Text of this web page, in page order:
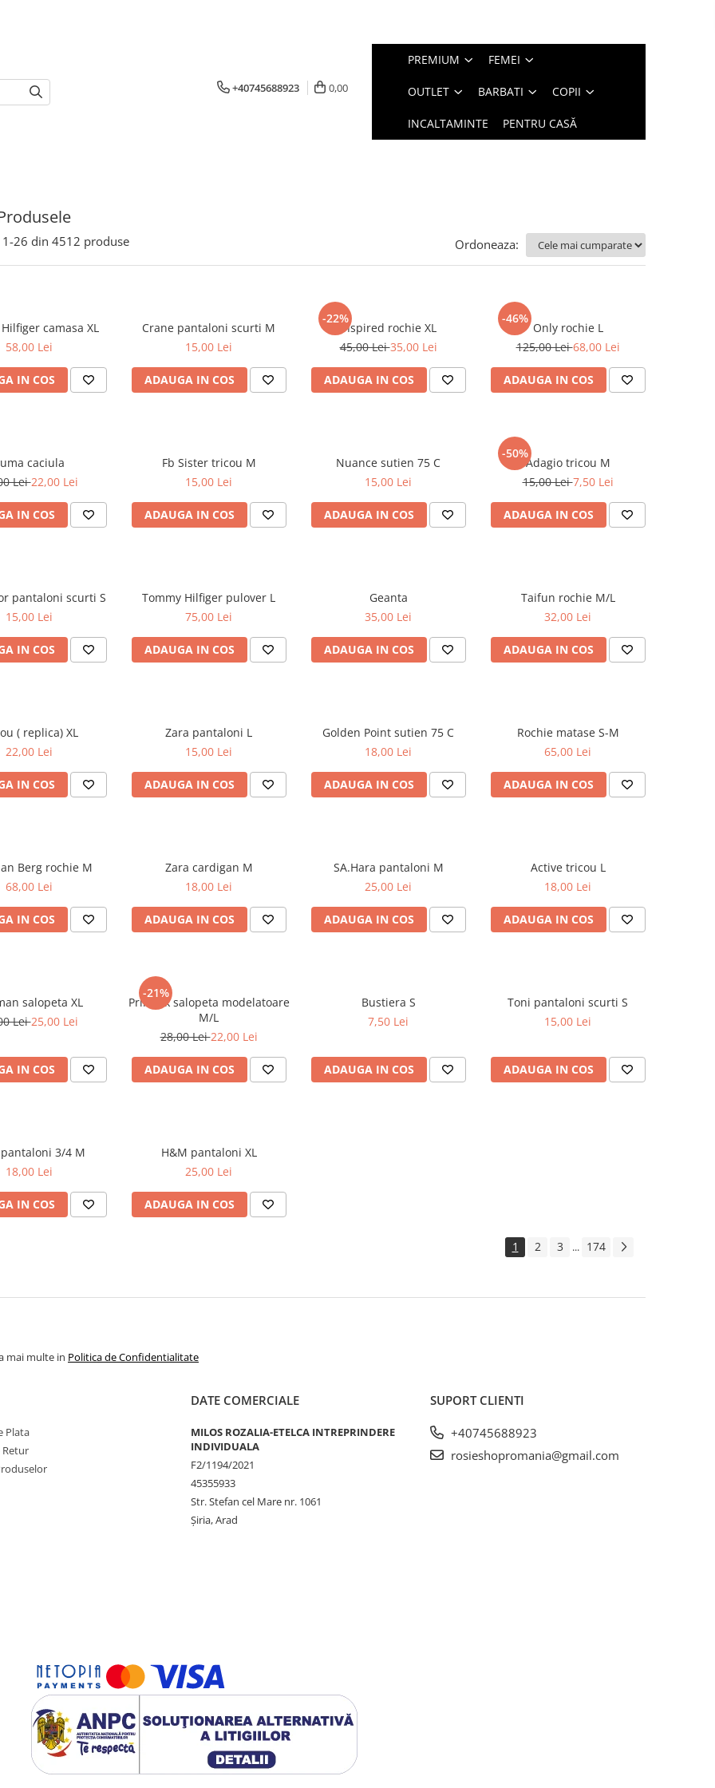
+40745688923 0,00
PREMIUM FEMEI
OUTLET BARBATI COPII
INCALTAMINTE PENTRU CASĂ
1-26 din 4512 produse Ordoneaza:
Tommy Hilfiger camasa XL
58,00 Lei
IN COS
Crane pantaloni scurti M
15,00 Lei
ADAUGA IN COS
-22%
Inspired rochie XL
45,00 Lei35,00 Lei
ADAUGA IN COS
-46%
Only rochie L
125,00 Lei68,00 Lei
ADAUGA IN COS
caciula
Lei22,00 Lei
IN COS
Fb Sister tricou M
15,00 Lei
ADAUGA IN COS
Nuance sutien 75 C
15,00 Lei
ADAUGA IN COS
-50%
Adagio tricou M
15,00 Lei7,50 Lei
ADAUGA IN COS
Tom Tailor pantaloni scurti S
15,00 Lei
IN COS
Tommy Hilfiger pulover L
75,00 Lei
ADAUGA IN COS
Geanta
35,00 Lei
ADAUGA IN COS
Taifun rochie M/L
32,00 Lei
ADAUGA IN COS
Tricou ( replica) XL
22,00 Lei
IN COS
Zara pantaloni L
15,00 Lei
ADAUGA IN COS
Golden Point sutien 75 C
18,00 Lei
ADAUGA IN COS
Rochie matase S-M
65,00 Lei
ADAUGA IN COS
Christian Berg rochie M
68,00 Lei
IN COS
Zara cardigan M
18,00 Lei
ADAUGA IN COS
SA.Hara pantaloni M
25,00 Lei
ADAUGA IN COS
Active tricou L
18,00 Lei
ADAUGA IN COS
Zeeman salopeta XL
Lei25,00 Lei
IN COS
-21%
Primark salopeta modelatoare
M/L
28,00 Lei22,00 Lei
ADAUGA IN COS
Bustiera S
7,50 Lei
ADAUGA IN COS
Toni pantaloni scurti S
15,00 Lei
ADAUGA IN COS
Only pantaloni 3/4 M
18,00 Lei
IN COS
H&M pantaloni XL
25,00 Lei
ADAUGA IN COS
1 2 3 ... 174
mai multe in Politica de Confidentialitate
Plata
Retur
DATE COMERCIALE
MILOS ROZALIA-ETELCA INTREPRINDERE
INDIVIDUALA
F2/1194/2021
45355933
Str. Stefan cel Mare nr. 1061
Șiria, Arad
SUPORT CLIENTI
+40745688923
rosieshopromania@gmail.com